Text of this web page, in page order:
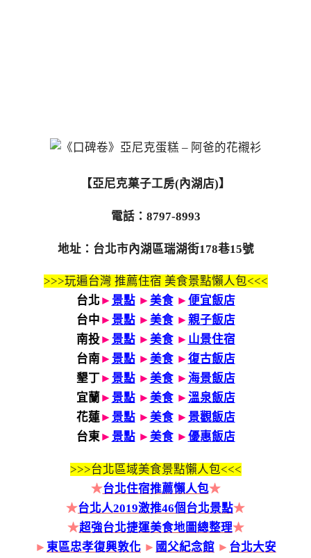
【亞尼克菓子工房(內湖店)】
電話：8797-8993
地址：台北市內湖區瑞湖街178巷15號
>>>玩遍台灣 推薦住宿 美食景點懶人包<<<
台北 ► 景點 ► 美食► 便宜飯店
台中 ► 景點 ► 美食► 親子飯店
南投► 景點 ► 美食► 山景住宿
台南 ► 景點 ► 美食► 復古飯店
墾丁 ► 景點 ► 美食► 海景飯店
宜蘭 ► 景點 ► 美食► 溫泉飯店
花蓮► 景點 ► 美食► 景觀飯店
台東► 景點 ► 美食► 優惠飯店
>>>台北區域美食景點懶人包<<<
★台北住宿推薦懶人包★
★台北人2019激推46個台北景點★
★超強台北捷運美食地圖總整理★
► 東區忠孝復興敦化 ► 國父紀念館 ► 台北大安